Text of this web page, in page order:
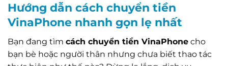
Hướng dẫn cách chuyển tiền
VinaPhone nhanh gọn lẹ nhất
Bạn đang tìm cách chuyển tiền VinaPhone cho
bạn bè hoặc người thân nhưng chưa biết thao tác